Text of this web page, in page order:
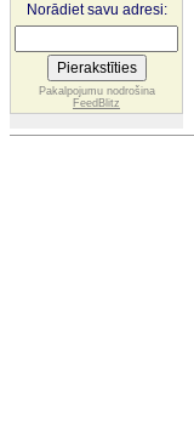
Norādiet savu adresi:
Pakalpojumu nodrošina
FeedBlitz